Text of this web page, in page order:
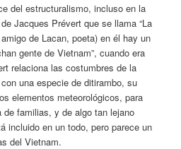
del estructuralismo, incluso en la
Jacques Prévert que se llama “La
de Lacan, poeta) en él hay un
gente de Vietnam”, cuando era
relaciona las costumbres de la
una especie de ditirambo, su
elementos meteorológicos, para
de familias, y de algo tan lejano
incluido en un todo, pero parece un
del Vietnam.